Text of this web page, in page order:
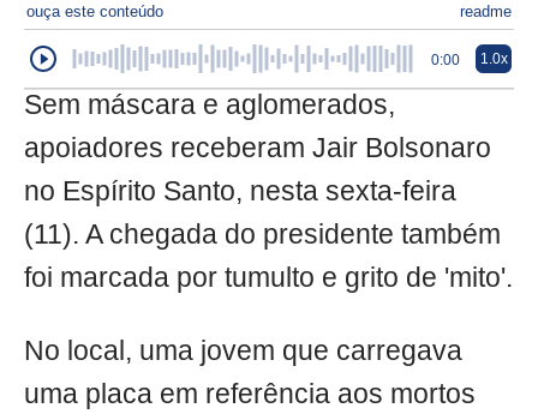
ouça este conteúdo readme
0:00 1.0x
Sem máscara e aglomerados,
apoiadores receberam Jair Bolsonaro
no Espírito Santo, nesta sexta-feira
(11). A chegada do presidente também
foi marcada por tumulto e grito de 'mito'.
No local, uma jovem que carregava
uma placa em referência aos mortos